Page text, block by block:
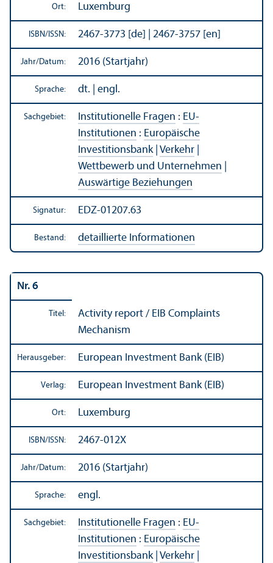
Ort: Luxemburg
ISBN/ ISSN: 2467-3773 [de] | 2467-3757 [en]
Jahr/Datum: 2016 (Startjahr)
Sprache: dt. | engl.
Sachgebiet: Institutionelle Fragen : EU-
Institutionen : Europäische
Investitions­bank| Verkehr
Wettbewerb und Unter­nehmen
Auswärtige Beziehungen
Signatur: EDZ-01207.63
Bestand: detaillierte Informationen
Nr. 6
Titel:
Activity report / EIB Complaints
Mechanism
Herausgeber: European Investment Bank (EIB)
Verlag: European Investment Bank (EIB)
Ort: Luxemburg
ISBN/ ISSN: 2467-012X
Jahr/Datum: 2016 (Startjahr)
Sprache: engl.
Sachgebiet: Institutionelle Fragen : EU-
Institutionen : Europäische
Investitions­bank| Verkehr